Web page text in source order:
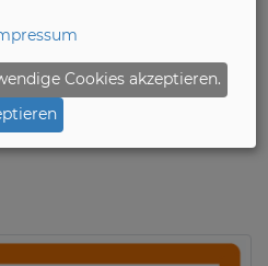
es unter www.dgm-
Cookies akzeptieren.